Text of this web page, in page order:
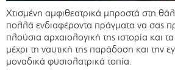
Χτισμένη αμφιθεατρικά μπροστά στη
πολλά ενδιαφέροντα πράγματα να σας
πλούσια αρχαιολογική της ιστορία και
μέχρι τη ναυτική της παράδοση και την
μοναδικά φυσιολατρικά τοπία.